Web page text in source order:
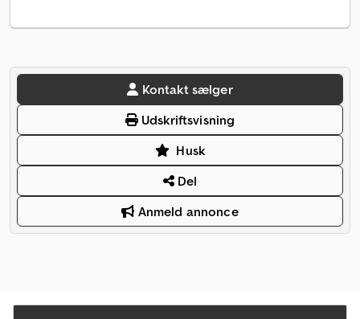
Kontakt sælger
Udskriftsvisning
Husk
Del
Anmeld annonce